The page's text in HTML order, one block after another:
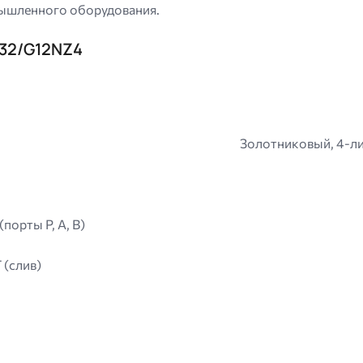
оборудования.
G12NZ4
Золотниковый, 4-
P, A, B)
(слив)